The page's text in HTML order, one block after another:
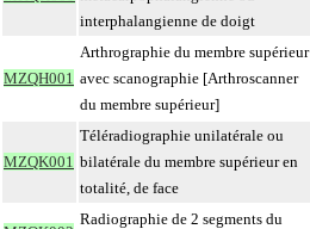
interphalangienne de doigt
MZQH001
Arthrographie du membre supérieur
avec scanographie [Arthroscanner
du membre supérieur]
MZQK001
Téléradiographie unilatérale ou
bilatérale du membre supérieur en
totalité, de face
Radiographie de 2 segments du